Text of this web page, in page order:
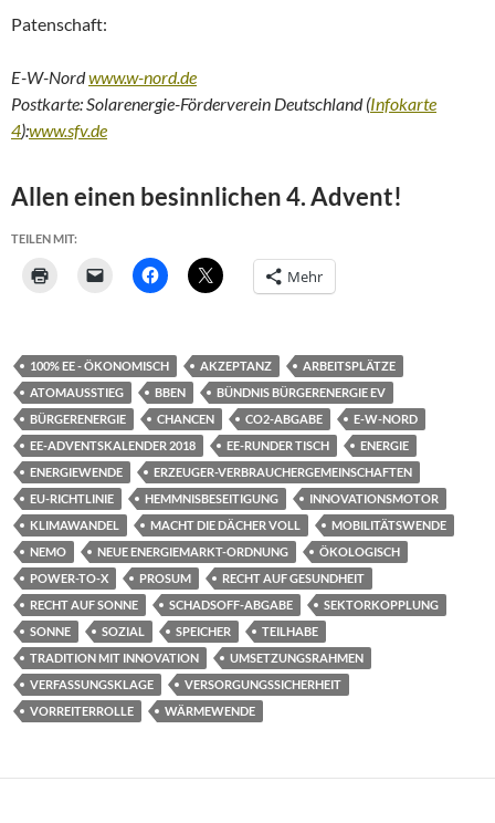
Patenschaft:
E-W-Nordwww.w-nord.de
Postkarte: Solarenergie-Förderverein Deutschland (Infokarte
4):www.sfv.de
Allen einen besinnlichen 4. Advent!
TEILEN MIT:
Mehr
100% EE - ÖKONOMISCH AKZEPTANZ
ARBEITSPLÄTZE
ATOMAUSSTIEG
BBEN
BÜNDNIS BÜRGERENERGIE EV
BÜRGERENERGIE
CHANCEN CO2-ABGABE
E-W-NORD
EE-ADVENTSKALENDER 2018
EE-RUNDER TISCH
ENERGIE
ENERGIEWENDE
ERZEUGER-VERBRAUCHERGEMEINSCHAFTEN
EU-RICHTLINIE
HEMMNISBESEITIGUNG
INNOVATIONSMOTOR
KLIMAWANDEL
MACHT DIE DÄCHER VOLL
MOBILITÄTSWENDE
NEMO
NEUE ENERGIEMARKT-ORDNUNG
ÖKOLOGISCH
POWER-TO-X
PROSUM
RECHT AUF GESUNDHEIT
RECHT AUF SONNE
SCHADSOFF-ABGABE
SEKTORKOPPLUNG
SONNE
SOZIAL SPEICHER
TEILHABE
TRADITION MIT INNOVATION
UMSETZUNGSRAHMEN
VERFASSUNGSKLAGE
VERSORGUNGSSICHERHEIT
VORREITERROLLE
WÄRMEWENDE